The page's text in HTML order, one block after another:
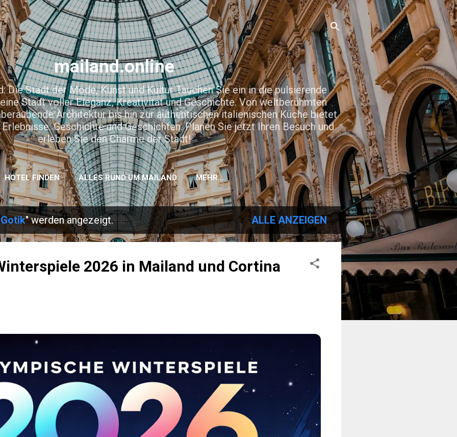
Direkt zum Hauptbereich
mailand.online
Die Stadt der Mode, Kunst und Kultur Tauchen Sie ein in die pulsierende
Stadt voller Eleganz, Kreativität und Geschichte. Von weltberühmten
Architektur bis hin zur authentischen italienischen Küche bietet
Geschichte und Geschichten. Planen Sie jetzt Ihren Besuch und
erleben Sie den Charme der Stadt!
HOTEL FINDEN ALLES RUND UM MAILAND MEHR…
Gotik" werden angezeigt. ALLE ANZEIGEN
2026 in Mailand und Cortina